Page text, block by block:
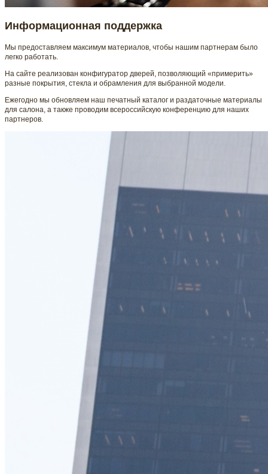
Информационная поддержка
Мы предоставляем максимум материалов, чтобы нашим партнерам было
легко работать.
На сайте реализован конфигуратор дверей, позволяющий «примерить»
разные покрытия, стекла и обрамления для выбранной модели.
Ежегодно мы обновляем наш печатный каталог и раздаточные материалы
для салона, а также проводим всероссийскую конференцию для наших
партнеров.